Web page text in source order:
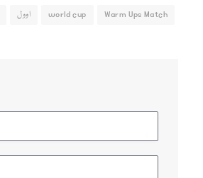
Warm Ups Match
world cup اوول